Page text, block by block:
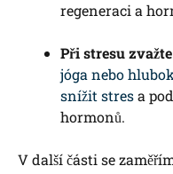
regeneraci a
Při stresu
jóga nebo
snížit stresa
hormonů.
V další části se